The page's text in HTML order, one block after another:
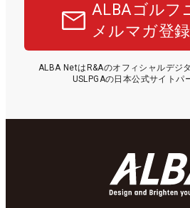
ALBAゴルフ
メルマガ登
ALBA NetはR&Aのオフィシャルデジ
USLPGAの日本公式サイトパ